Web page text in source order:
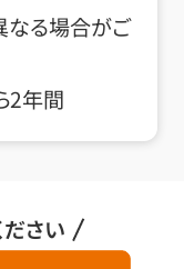
なる場合がご
2年間
さい